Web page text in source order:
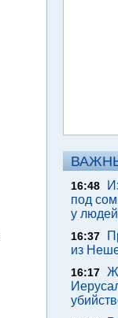
16:48
под
у
16:37
из
16:17